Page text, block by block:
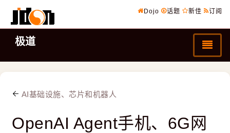
Dojo 话题 新佳 订阅
极道
AI基础设施、芯片和机器人
OpenAI Agent手机、6G网